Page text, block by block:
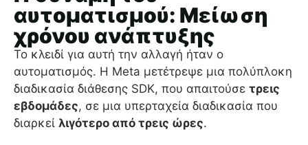
αυτοματισμού: Μείωση
χρόνου ανάπτυξης
Το κλειδί για αυτή την αλλαγή ήταν ο
αυτοματισμός. Η Meta μετέτρεψε μια πολύπλοκη
διαδικασία διάθεσης SDK, που απαιτούσε τρεις
εβδομάδες, σε μια υπερταχεία διαδικασία που
διαρκεί λιγότερο από τρεις ώρες.